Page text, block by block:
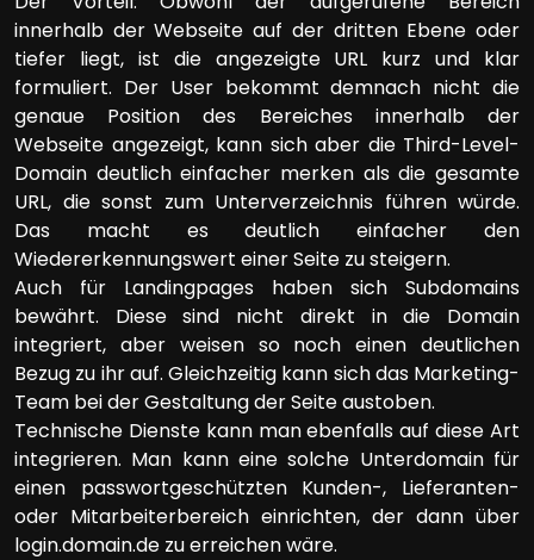
innerhalb der Webseite auf der dritten Ebene oder
tiefer liegt, ist die angezeigte URL kurz und klar
formuliert. Der User bekommt demnach nicht die
genaue Position des Bereiches innerhalb der
Webseite angezeigt, kann sich aber die Third-Level-
Domain deutlich einfacher merken als die gesamte
URL, die sonst zum Unterverzeichnis führen würde.
Das macht es deutlich einfacher den
Wiedererkennungswert einer Seite zu steigern.
Auch für Landingpages haben sich Subdomains
bewährt. Diese sind nicht direkt in die Domain
integriert, aber weisen so noch einen deutlichen
Bezug zu ihr auf. Gleichzeitig kann sich das Marketing-
Team bei der Gestaltung der Seite austoben.
Technische Dienste kann man ebenfalls auf diese Art
integrieren. Man kann eine solche Unterdomain für
einen passwortgeschützten Kunden-, Lieferanten-
oder Mitarbeiterbereich einrichten, der dann über
login.domain.de zu erreichen wäre.